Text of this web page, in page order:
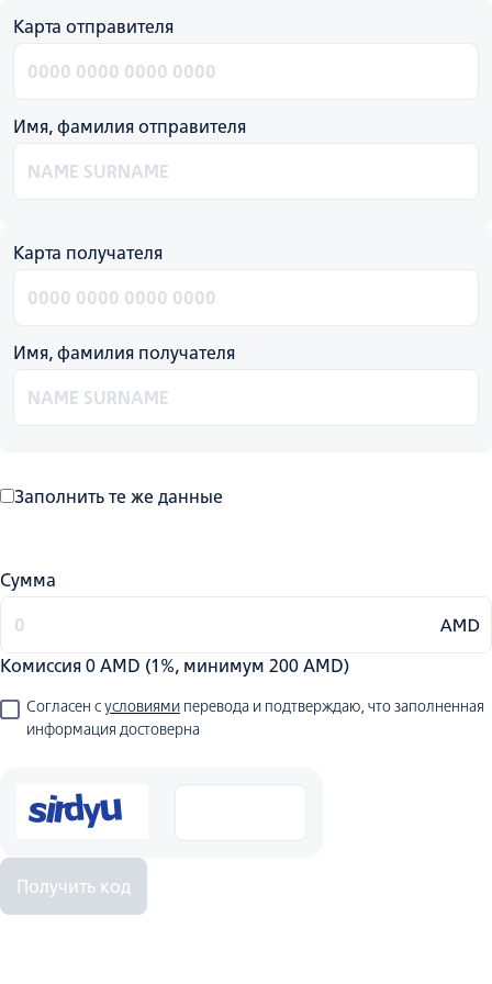
Карта отправителя
Имя, фамилия отправителя
Карта получателя
Имя, фамилия получателя
Заполнить те же данные
Сумма
Комиссия 0 AMD (1%, минимум 200 AMD)
Согласен сусловиями перевода и подтверждаю, что заполненная
информация достоверна
Получить код